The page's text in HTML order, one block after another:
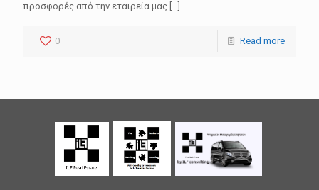
προσφορές από την εταιρεία μας […]
0 Read more